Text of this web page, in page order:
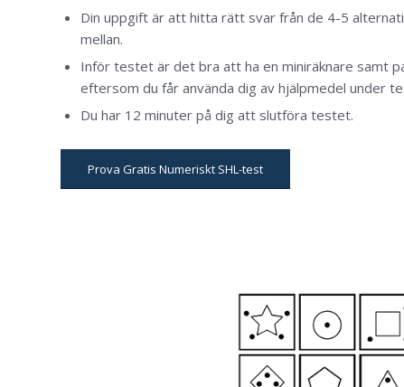
Din uppgift är att hitta rätt svar från de 4-5
mellan.
Inför testet är det bra att ha en miniräknare samt
eftersom du får använda dig av hjälpmedel under
Du har 12 minuter på dig att slutföra testet.
Prova Gratis Numeriskt SHL-test